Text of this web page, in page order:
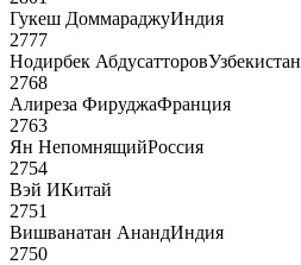
Гукеш ДоммараджуИндия
2777
Нодирбек АбдусатторовУзбекистан
2768
Алиреза ФируджаФранция
2763
Ян НепомнящийРоссия
2754
Вэй ИКитай
2751
Вишванатан АнандИндия
2750